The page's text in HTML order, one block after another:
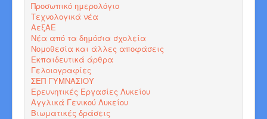
Προσωπικό ημερολόγιο
Τεχνολογικά νέα
ΑεξΑΕ
Νέα από τα δημόσια σχολεία
Νομοθεσία και άλλες αποφάσεις
Εκπαιδευτικά άρθρα
Γελοιογραφίες
ΣΕΠ ΓΥΜΝΑΣΙΟΥ
Ερευνητικές Εργασίες Λυκείου
Αγγλικά Γενικού Λυκείου
Βιωματικές δράσεις